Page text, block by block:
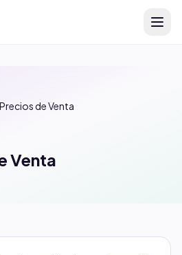
Precios de Venta
Venta